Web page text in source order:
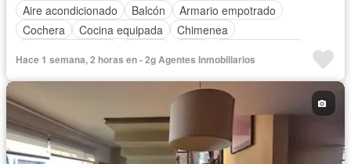
Aire acondicionado
Balcón
Armario empotrado
Cochera
Cocina equipada
Chimenea
Vigilante
Jardín Piscina Sin amoblar
Hace 1 semana, 2 horas en - 2g Agentes Inmobiliarios